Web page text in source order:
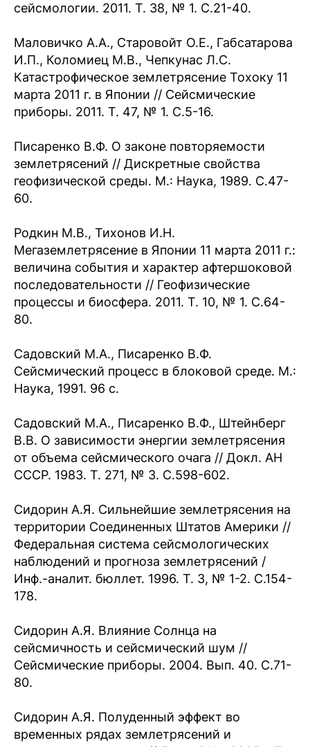
сейсмологии. 2011. Т. 38, № 1. С.21-40.
Маловичко А.А., Старовойт О.Е., Габсатарова
И.П., Коломиец М.В., Чепкунас Л.С.
Катастрофическое землетрясение Тохоку 11
марта 2011 г. в Японии // Сейсмические
приборы. 2011. Т. 47, № 1. С.5-16.
Писаренко В.Ф. О законе повторяемости
землетрясений // Дискретные свойства
геофизической среды. М.: Наука, 1989. С.47-
60.
Родкин М.В., Тихонов И.Н.
Мегаземлетрясение в Японии 11 марта 2011 г.:
величина события и характер афтершоковой
последовательности // Геофизические
процессы и биосфера. 2011. T. 10, № 1. С.64-
80.
Садовский М.А., Писаренко В.Ф.
Сейсмический процесс в блоковой среде. М.:
Наука, 1991. 96 с.
Садовский М.А., Писаренко В.Ф., Штейнберг
В.В. О зависимости энергии землетрясения
от объема сейсмического очага // Докл. АН
СССР. 1983. Т. 271, № 3. С.598-602.
Сидорин А.Я. Сильнейшие землетрясения на
территории Соединенных Штатов Америки //
Федеральная система сейсмологических
наблюдений и прогноза землетрясений /
Инф.-аналит. бюллет. 1996. Т. 3, № 1-2. С.154-
178.
Сидорин А.Я. Влияние Солнца на
сейсмичность и сейсмический шум //
Сейсмические приборы. 2004. Вып. 40. С.71-
80.
Сидорин А.Я. Полуденный эффект во
временных рядах землетрясений и